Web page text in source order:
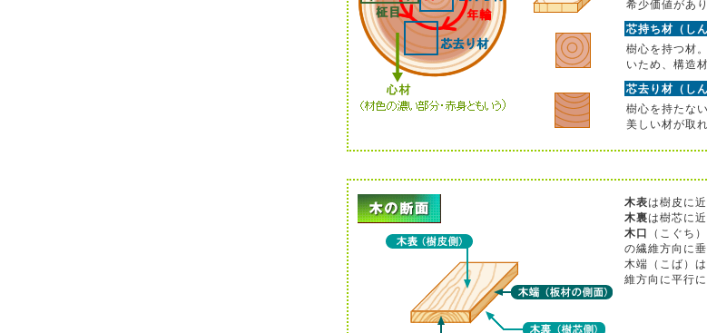
希少価値があ
芯持ち材（し
樹心を持つ材
いため、構造
芯去り材（し
樹心を持たな
美しい材が取
木表は樹皮に
木裏は樹芯に
木口
（こぐち
の繊維方向に垂
木端（こば）
維方向に平行に